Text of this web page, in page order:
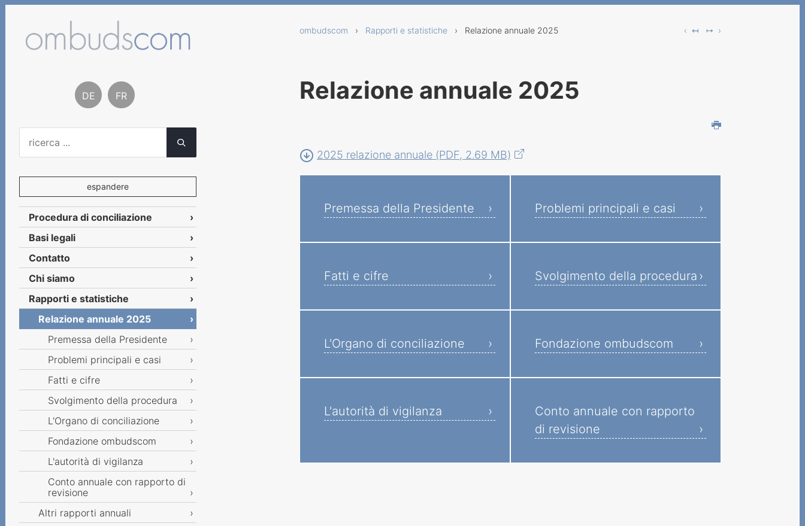
DE FR
ombudscom › Rapporti e statistiche › Relazione annuale 2025 ‹ ↤ ↦ ›
Relazione annuale 2025
2025 relazione annuale (PDF, 2.69 MB)
Premessa della Presidente Problemi principali e casi
Fatti e cifre Svolgimento della procedura
L'Organo di conciliazione Fondazione ombudscom
L'autorità di vigilanza
Conto annuale con rapporto
di revisione
espandere
Procedura di conciliazione
Basi legali
Contatto
Chi siamo
Rapporti e statistiche
Relazione annuale 2025
Premessa della Presidente
Problemi principali e casi
Fatti e cifre
Svolgimento della procedura
L'Organo di conciliazione
Fondazione ombudscom
L'autorità di vigilanza
Conto annuale con rapporto di
revisione
Altri rapporti annuali